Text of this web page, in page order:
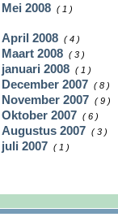
Mei 2008 ( 1 )
April 2008 ( 4 )
Maart 2008 ( 3 )
januari 2008 ( 1 )
December 2007 ( 8 )
November 2007 ( 9 )
Oktober 2007 ( 6 )
Augustus 2007 ( 3 )
juli 2007 ( 1 )